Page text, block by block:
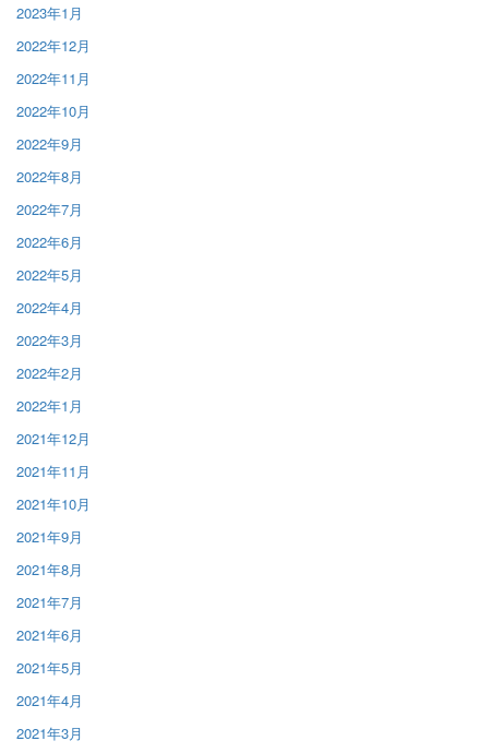
2023年1月
2022年12月
2022年11月
2022年10月
2022年9月
2022年8月
2022年7月
2022年6月
2022年5月
2022年4月
2022年3月
2022年2月
2022年1月
2021年12月
2021年11月
2021年10月
2021年9月
2021年8月
2021年7月
2021年6月
2021年5月
2021年4月
2021年3月